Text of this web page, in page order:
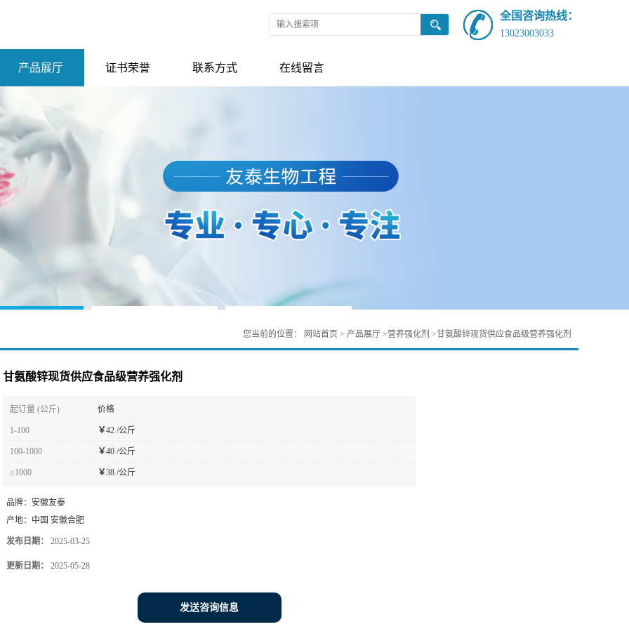
全国咨询热线：
13023003033
产品展厅 证书荣誉 联系方式 在线留言
您当前的位置： 网站首页 > 产品展厅 >营养强化剂 >甘氨酸锌现货供应食品级营养强化剂
甘氨酸锌现货供应食品级营养强化剂
起订量 (公斤) 价格
1-100 ￥42 /公斤
100-1000 ￥40 /公斤
≥1000 ￥38 /公斤
品牌： 安徽友泰
产地： 中国 安徽合肥
发布日期： 2025-03-25
更新日期： 2025-05-28
发送咨询信息